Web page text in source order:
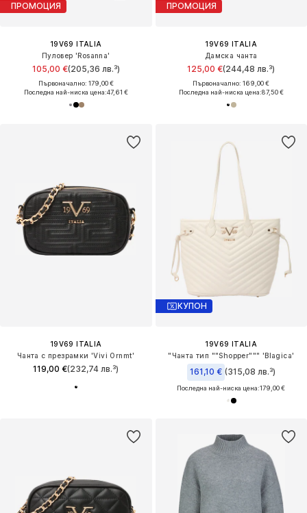
ПРОМОЦИЯ
19V69 ITALIA
Пуловер 'Rosanna'
105,00 €(205,36 лв.³)
Първоначално: 179,00 €
Последна най-ниска цена:47,61 €
ПРОМОЦИЯ
19V69 ITALIA
Дамска чанта
125,00 €(244,48 лв.³)
Първоначално: 169,00 €
Последна най-ниска цена:87,50 €
19V69 ITALIA
Чанта с презрамки 'Vivi Ornmt'
119,00 €(232,74 лв.³)
КУПОН
19V69 ITALIA
"Чанта тип ""Shopper""" 'Blagica'
161,10 € (315,08 лв.³)
Последна най-ниска цена:179,00 €